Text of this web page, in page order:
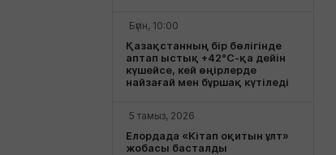
Бүгін, 10:00
Қазақстанның бір бөлігінде
аптап ыстық +42°С-қа дейін
күшейсе, кей өңірлерде
найзағай мен бұршақ күтіледі
5 тамыз, 2026
Елордада «Кітап оқитын ұлт»
жобасы басталды